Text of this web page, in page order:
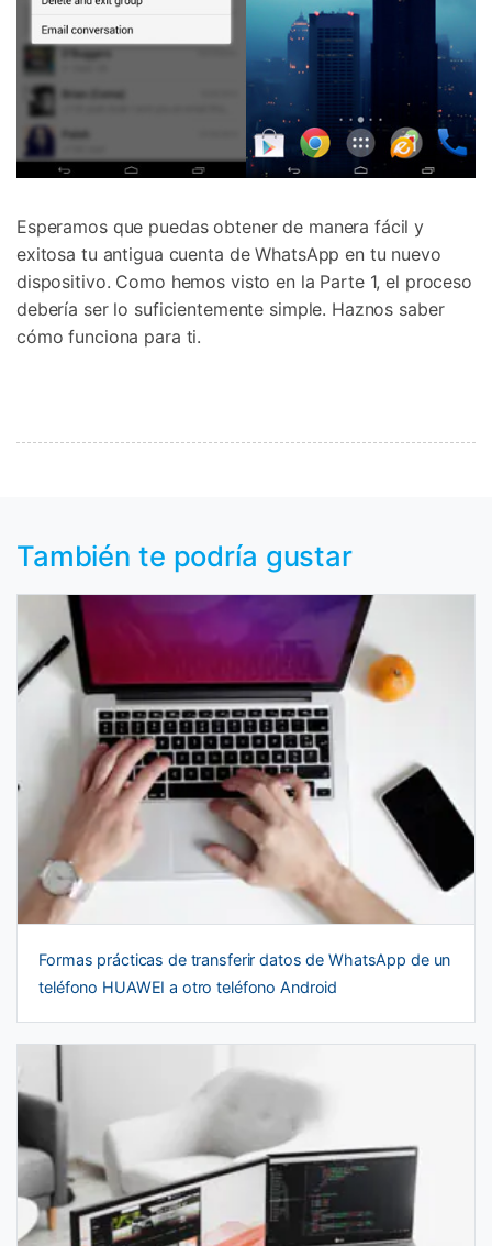
Esperamos que puedas obtener de manera fácil y
exitosa tu antigua cuenta de WhatsApp en tu nuevo
dispositivo. Como hemos visto en la Parte 1, el proceso
debería ser lo suficientemente simple. Haznos saber
cómo funciona para ti.
También te podría gustar
Formas prácticas de transferir datos de WhatsApp de un
teléfono HUAWEI a otro teléfono Android